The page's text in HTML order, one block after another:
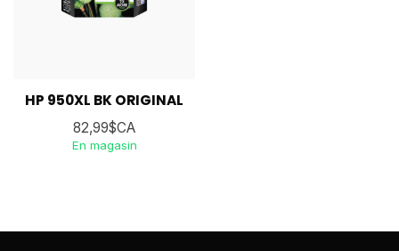
HP 950XL BK ORIGINAL
82,99$CA
En magasin